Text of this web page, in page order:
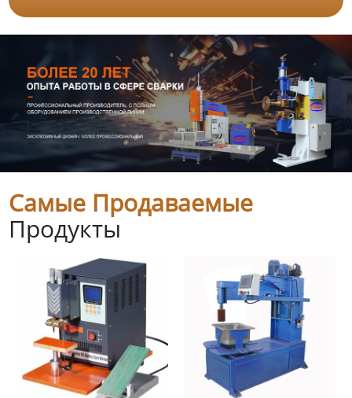
Самые Продаваемые
Продукты